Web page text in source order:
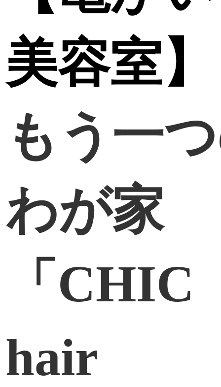
美容室】
もう一
わが家
「CHIC
hair